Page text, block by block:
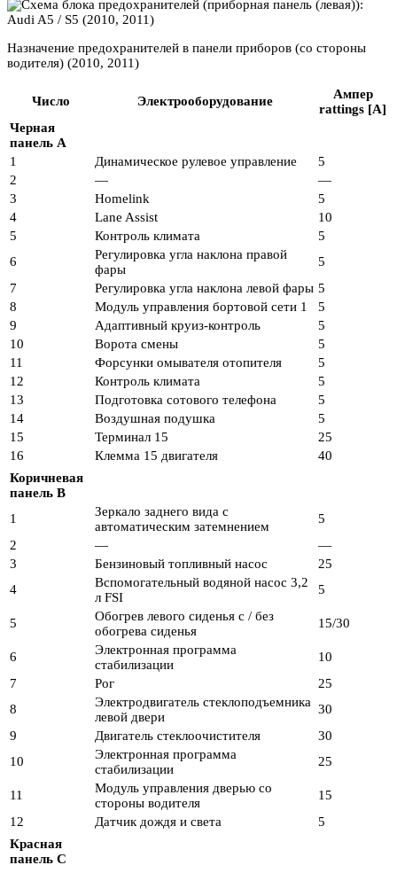
Назначение предохранителей в панели приборов (со стороны
водителя) (2010, 2011)
Число Электрооборудование
Ампер
rattings [A]
Черная
панель A
1
Динамическое рулевое управление
5
2
—
—
3
Homelink
5
4
Lane Assist
10
5
Контроль климата
5
6
Регулировка угла наклона правой
фары
5
7
Регулировка угла наклона левой фары 5
8
Модуль управления бортовой сети 1
5
9
Адаптивный круиз-контроль
5
10
Ворота смены
5
11
Форсунки омывателя отопителя
5
12
Контроль климата
5
13
Подготовка сотового телефона
5
14
Воздушная подушка
5
15
Терминал 15
25
16
Клемма 15 двигателя
40
Коричневая
панель B
1
Зеркало заднего вида с
автоматическим затемнением
5
2
—
—
3
Бензиновый топливный насос
25
4
Вспомогательный водяной насос 3,2
л FSI
5
5
Обогрев левого сиденья с / без
обогрева сиденья
15/30
6
Электронная программа
стабилизации
10
7
Рог
25
8
Электродвигатель стеклоподъемника
левой двери
30
9
Двигатель стеклоочистителя
30
10
Электронная программа
стабилизации
25
11
Модуль управления дверью со
стороны водителя
15
12
Датчик дождя и света
5
Красная
панель C